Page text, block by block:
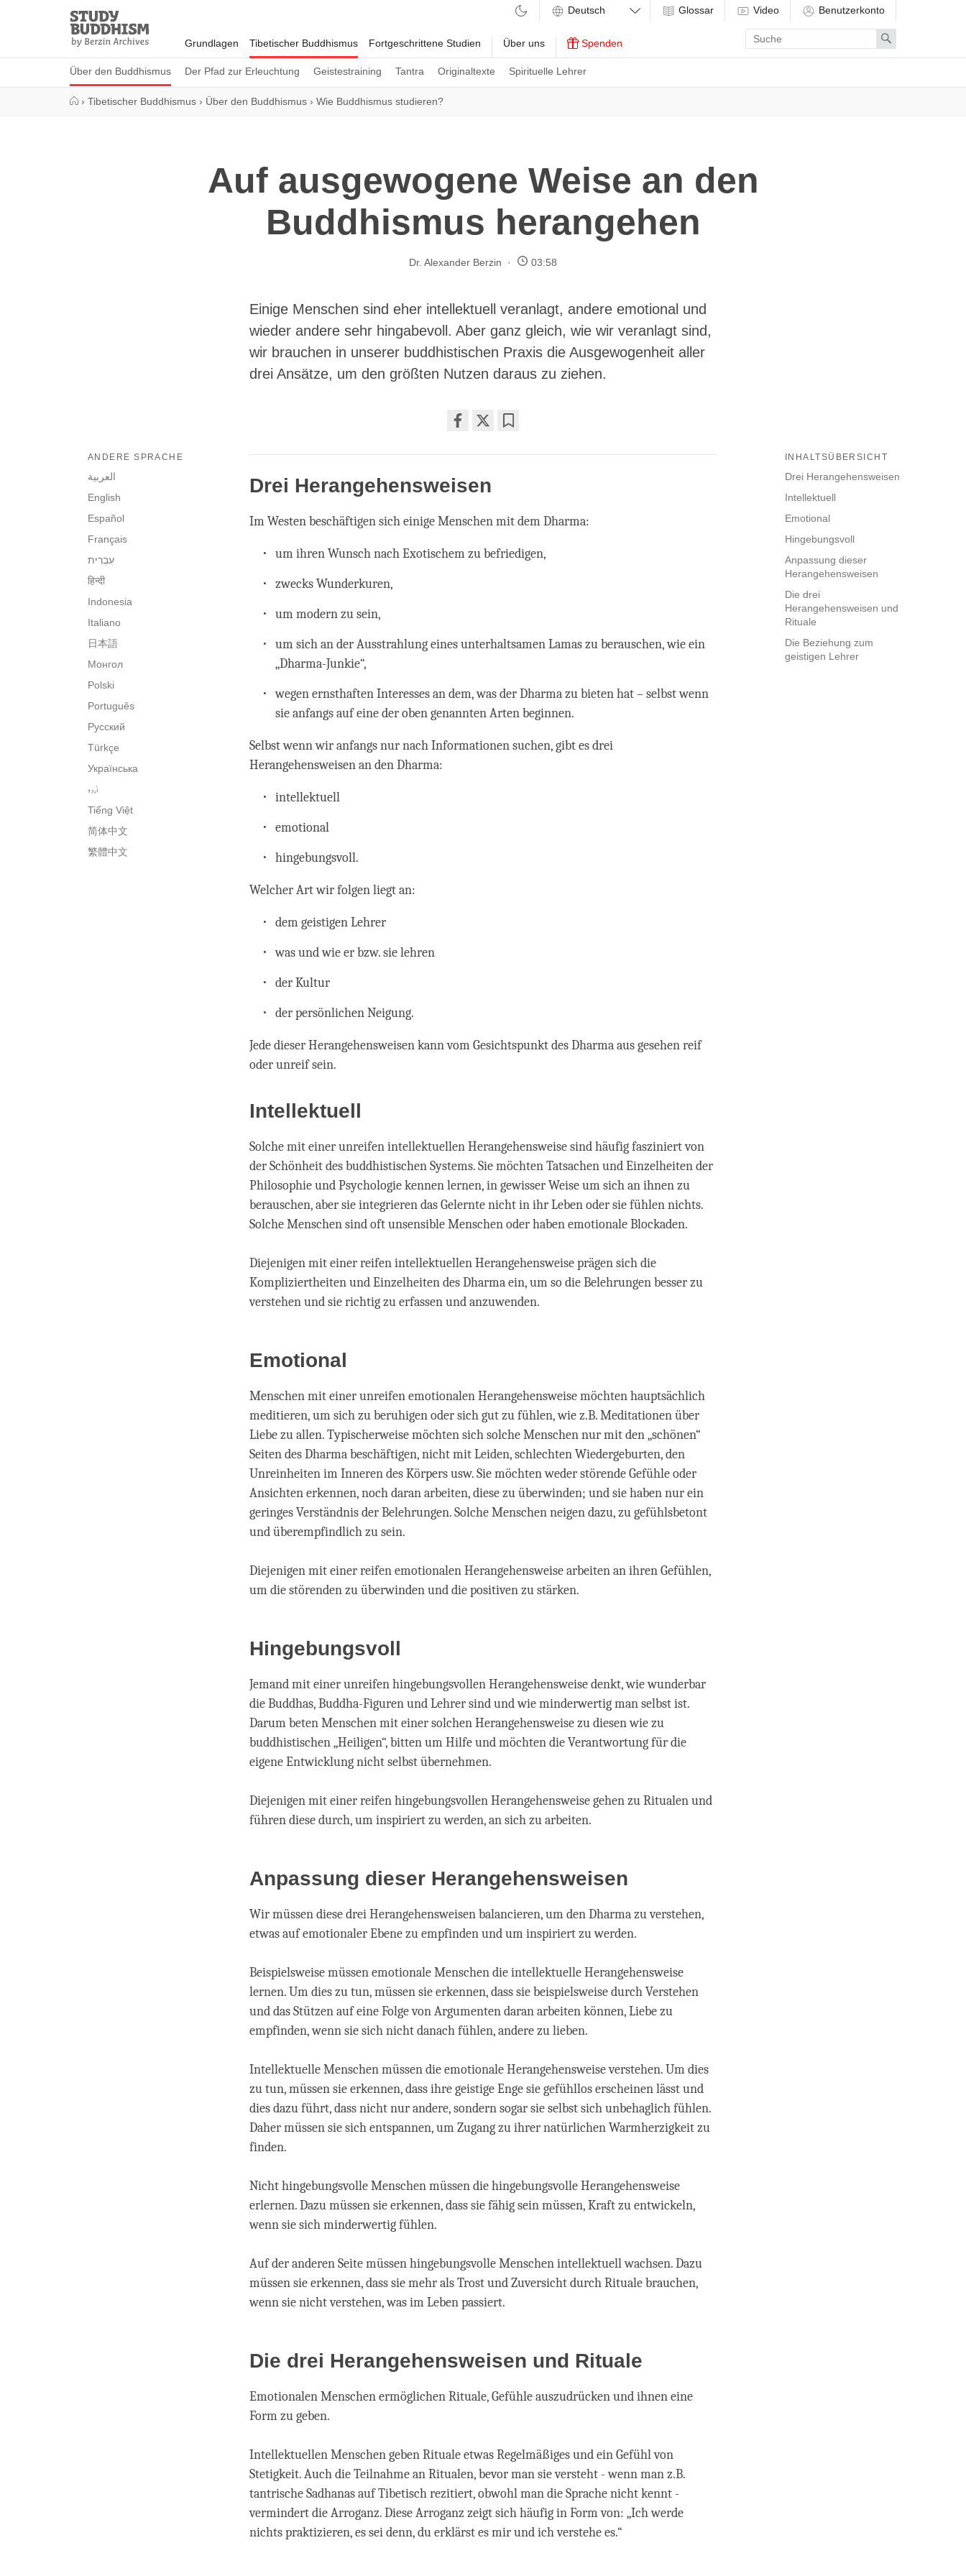
Study
Buddhism
Home
Grundlagen Tibetischer Buddhismus
Über den Buddhismus Der Pfad zur Erleuchtung Geistestraining Tantra Originaltexte Spirituelle Lehrer
Fortgeschrittene Studien Über uns Spenden
Glossar Video Benutzerkonto
Enter
search
term
Search
› Tibetischer Buddhismus › Über den Buddhismus › Wie Buddhismus studieren?
Auf ausgewogene Weise an den
Buddhismus herangehen
Dr. Alexander Berzin 03:58
Einige Menschen sind eher intellektuell veranlagt, andere emotional und
wieder andere sehr hingabevoll. Aber ganz gleich, wie wir veranlagt sind,
wir brauchen in unserer buddhistischen Praxis die Ausgewogenheit aller
drei Ansätze, um den größten Nutzen daraus zu ziehen.
on
facebook
INHALTSÜBERSICHT
Drei Herangehensweisen
Intellektuell
Emotional
Hingebungsvoll
Anpassung dieser
Herangehensweisen
Die drei
Herangehensweisen und
Rituale
Die Beziehung zum
geistigen Lehrer
ANDERE SPRACHE
العربية
English
Español
Français
हिन्दी
Indonesia
Italiano
日本語
Монгол
Polski
Português
Русский
Türkçe
Українська
اُردو
Tiếng Việt
简体中文
繁體中文
Drei Herangehensweisen
Im Westen beschäftigen sich einige Menschen mit dem Dharma:
um ihren Wunsch nach Exotischem zu befriedigen,
zwecks Wunderkuren,
um modern zu sein,
um sich an der Ausstrahlung eines unterhaltsamen Lamas zu berauschen, wie ein
„Dharma-Junkie“,
wegen ernsthaften Interesses an dem, was der Dharma zu bieten hat – selbst wenn
sie anfangs auf eine der oben genannten Arten beginnen.
Selbst wenn wir anfangs nur nach Informationen suchen, gibt es drei
Herangehensweisen an den Dharma:
intellektuell
emotional
hingebungsvoll.
Welcher Art wir folgen liegt an:
dem geistigen Lehrer
was und wie er bzw. sie lehren
der Kultur
der persönlichen Neigung.
Jede dieser Herangehensweisen kann vom Gesichtspunkt des Dharma aus gesehen reif
oder unreif sein.
Intellektuell
Solche mit einer unreifen intellektuellen Herangehensweise sind häufig fasziniert von
der Schönheit des buddhistischen Systems. Sie möchten Tatsachen und Einzelheiten der
Philosophie und Psychologie kennen lernen, in gewisser Weise um sich an ihnen zu
berauschen, aber sie integrieren das Gelernte nicht in ihr Leben oder sie fühlen nichts.
Solche Menschen sind oft unsensible Menschen oder haben emotionale Blockaden.
Diejenigen mit einer reifen intellektuellen Herangehensweise prägen sich die
Kompliziertheiten und Einzelheiten des Dharma ein, um so die Belehrungen besser zu
verstehen und sie richtig zu erfassen und anzuwenden.
Emotional
Menschen mit einer unreifen emotionalen Herangehensweise möchten hauptsächlich
meditieren, um sich zu beruhigen oder sich gut zu fühlen, wie z.B. Meditationen über
Liebe zu allen. Typischerweise möchten sich solche Menschen nur mit den „schönen“
Seiten des Dharma beschäftigen, nicht mit Leiden, schlechten Wiedergeburten, den
Unreinheiten im Inneren des Körpers usw. Sie möchten weder störende Gefühle oder
Ansichten erkennen, noch daran arbeiten, diese zu überwinden; und sie haben nur ein
geringes Verständnis der Belehrungen. Solche Menschen neigen dazu, zu gefühlsbetont
und überempfindlich zu sein.
Diejenigen mit einer reifen emotionalen Herangehensweise arbeiten an ihren Gefühlen,
um die störenden zu überwinden und die positiven zu stärken.
Hingebungsvoll
Jemand mit einer unreifen hingebungsvollen Herangehensweise denkt, wie wunderbar
die Buddhas, Buddha-Figuren und Lehrer sind und wie minderwertig man selbst ist.
Darum beten Menschen mit einer solchen Herangehensweise zu diesen wie zu
buddhistischen „Heiligen“, bitten um Hilfe und möchten die Verantwortung für die
eigene Entwicklung nicht selbst übernehmen.
Diejenigen mit einer reifen hingebungsvollen Herangehensweise gehen zu Ritualen und
führen diese durch, um inspiriert zu werden, an sich zu arbeiten.
Anpassung dieser Herangehensweisen
Wir müssen diese drei Herangehensweisen balancieren, um den Dharma zu verstehen,
etwas auf emotionaler Ebene zu empfinden und um inspiriert zu werden.
Beispielsweise müssen emotionale Menschen die intellektuelle Herangehensweise
lernen. Um dies zu tun, müssen sie erkennen, dass sie beispielsweise durch Verstehen
und das Stützen auf eine Folge von Argumenten daran arbeiten können, Liebe zu
empfinden, wenn sie sich nicht danach fühlen, andere zu lieben.
Intellektuelle Menschen müssen die emotionale Herangehensweise verstehen. Um dies
zu tun, müssen sie erkennen, dass ihre geistige Enge sie gefühllos erscheinen lässt und
dies dazu führt, dass nicht nur andere, sondern sogar sie selbst sich unbehaglich fühlen.
Daher müssen sie sich entspannen, um Zugang zu ihrer natürlichen Warmherzigkeit zu
finden.
Nicht hingebungsvolle Menschen müssen die hingebungsvolle Herangehensweise
erlernen. Dazu müssen sie erkennen, dass sie fähig sein müssen, Kraft zu entwickeln,
wenn sie sich minderwertig fühlen.
Auf der anderen Seite müssen hingebungsvolle Menschen intellektuell wachsen. Dazu
müssen sie erkennen, dass sie mehr als Trost und Zuversicht durch Rituale brauchen,
wenn sie nicht verstehen, was im Leben passiert.
Die drei Herangehensweisen und Rituale
Emotionalen Menschen ermöglichen Rituale, Gefühle auszudrücken und ihnen eine
Form zu geben.
Intellektuellen Menschen geben Rituale etwas Regelmäßiges und ein Gefühl von
Stetigkeit. Auch die Teilnahme an Ritualen, bevor man sie versteht - wenn man z.B.
tantrische Sadhanas auf Tibetisch rezitiert, obwohl man die Sprache nicht kennt -
vermindert die Arroganz. Diese Arroganz zeigt sich häufig in Form von: „Ich werde
nichts praktizieren, es sei denn, du erklärst es mir und ich verstehe es.“